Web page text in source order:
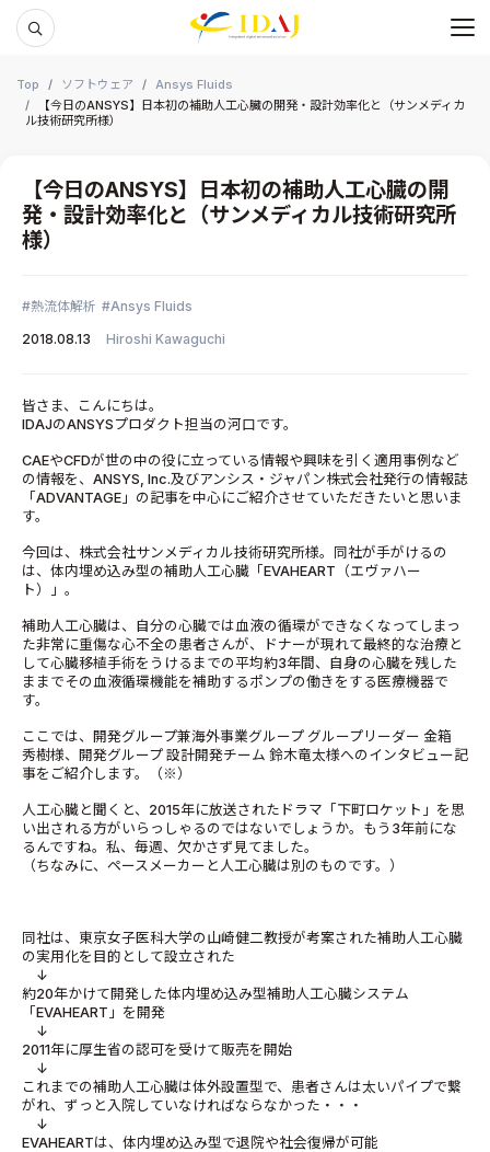
メ
Top ソフトウェア
Ansys Fluids
【今日のANSYS】日本初の補助人工心臓の開発・設計効率化と（サンメディカ
ル技術研究所様）
【今日のANSYS】日本初の補助人工心臓の開
発・設計効率化と（サンメディカル技術研究所
様）
熱流体解析
Ansys Fluids
2018.08.13
Hiroshi Kawaguchi
皆さま、こんにちは。
IDAJのANSYSプロダクト担当の河口です。
CAEやCFDが世の中の役に立っている情報や興味を引く適用事例など
の情報を、ANSYS, Inc.及びアンシス・ジャパン株式会社発行の情報誌
「ADVANTAGE」の記事を中心にご紹介させていただきたいと思いま
す。
今回は、株式会社サンメディカル技術研究所様。同社が手がけるの
は、体内埋め込み型の補助人工心臓「EVAHEART（エヴァハー
ト）」。
補助人工心臓は、自分の心臓では血液の循環ができなくなってしまっ
た非常に重傷な心不全の患者さんが、ドナーが現れて最終的な治療と
して心臓移植手術をうけるまでの平均約3年間、自身の心臓を残した
ままでその血液循環機能を補助するポンプの働きをする医療機器で
す。
ここでは、開発グループ兼海外事業グループ グループリーダー 金箱
秀樹様、開発グループ 設計開発チーム 鈴木竜太様へのインタビュー記
事をご紹介します。（※）
人工心臓と聞くと、2015年に放送されたドラマ「下町ロケット」を思
い出される方がいらっしゃるのではないでしょうか。もう3年前にな
るんですね。私、毎週、欠かさず見てました。
（ちなみに、ペースメーカーと人工心臓は別のものです。）
同社は、東京女子医科大学の山崎健二教授が考案された補助人工心臓
の実用化を目的として設立された
↓
約20年かけて開発した体内埋め込み型補助人工心臓システム
「EVAHEART」を開発
↓
2011年に厚生省の認可を受けて販売を開始
↓
これまでの補助人工心臓は体外設置型で、患者さんは太いパイプで繋
がれ、ずっと入院していなければならなかった・・・
↓
EVAHEARTは、体内埋め込み型で退院や社会復帰が可能